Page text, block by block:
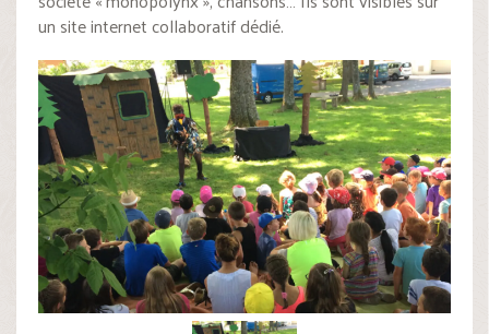
un site internet collaboratif dédié.